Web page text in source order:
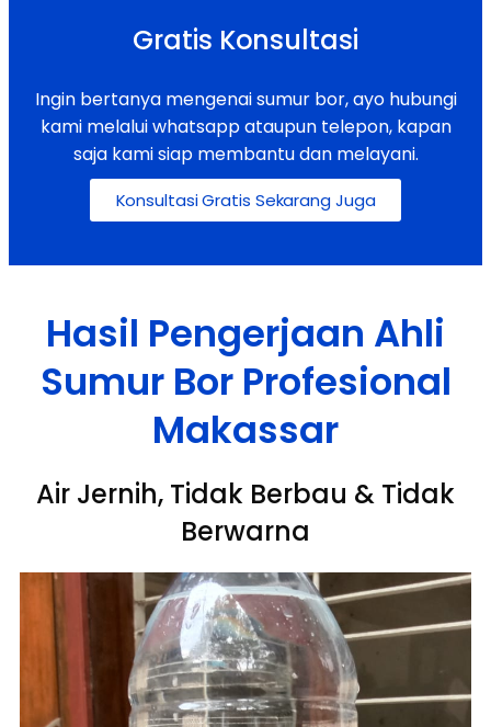
Gratis Konsultasi
Ingin bertanya mengenai sumur bor, ayo hubungi
kami melalui whatsapp ataupun telepon, kapan
saja kami siap membantu dan melayani.
Konsultasi Gratis Sekarang Juga
Hasil Pengerjaan Ahli
Sumur Bor Profesional
Makassar
Air Jernih, Tidak Berbau & Tidak
Berwarna